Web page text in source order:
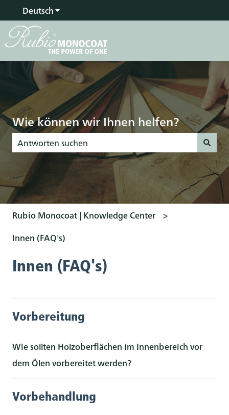
DeutschUntermenü für Übersetzungen anzeigen
Wie können wir Ihnen helfen?
Es gibt keine Vorschläge, da das Suchfeld leer ist.
Rubio Monocoat | Knowledge Center
Innen (FAQ's)
Innen (FAQ's)
Vorbereitung
Wie sollten Holzoberflächen im Innenbereich vor
dem Ölen vorbereitet werden?
Vorbehandlung